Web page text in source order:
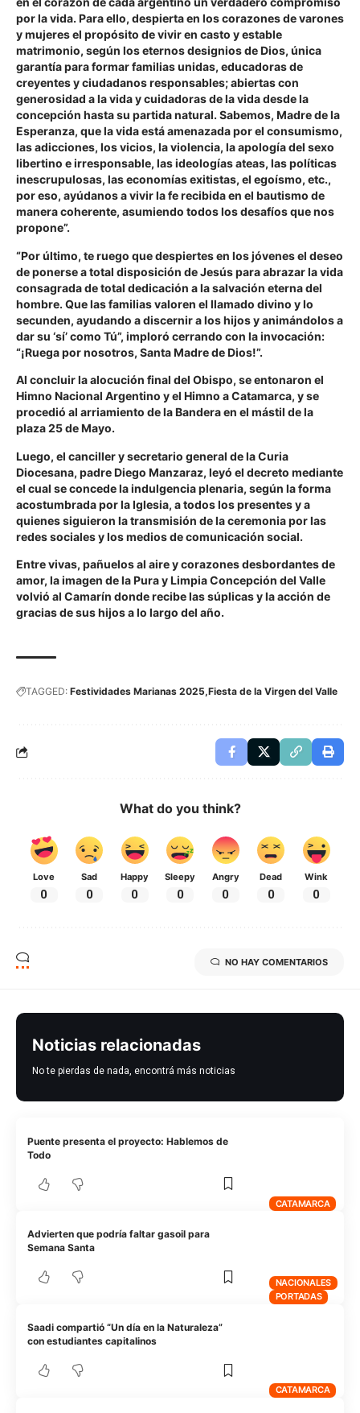
por la vida. Para ello, despierta en los corazones de varones
y mujeres el propósito de vivir en casto y estable
matrimonio, según los eternos designios de Dios, única
garantía para formar familias unidas, educadoras de
creyentes y ciudadanos responsables; abiertas con
generosidad a la vida y cuidadoras de la vida desde la
concepción hasta su partida natural. Sabemos, Madre de la
Esperanza, que la vida está amenazada por el consumismo,
las adicciones, los vicios, la violencia, la apología del sexo
libertino e irresponsable, las ideologías ateas, las políticas
inescrupulosas, las economías exitistas, el egoísmo, etc.,
por eso, ayúdanos a vivir la fe recibida en el bautismo de
manera coherente, asumiendo todos los desafíos que nos
propone”.
“Por último, te ruego que despiertes en los jóvenes el deseo
de ponerse a total disposición de Jesús para abrazar la vida
consagrada de total dedicación a la salvación eterna del
hombre. Que las familias valoren el llamado divino y lo
secunden, ayudando a discernir a los hijos y animándolos a
dar su ‘sí’ como Tú”, imploró cerrando con la invocación:
“¡Ruega por nosotros, Santa Madre de Dios!”.
Al concluir la alocución final del Obispo, se entonaron el
Himno Nacional Argentino y el Himno a Catamarca, y se
procedió al arriamiento de la Bandera en el mástil de la
plaza 25 de Mayo.
Luego, el canciller y secretario general de la Curia
Diocesana, padre Diego Manzaraz, leyó el decreto mediante
el cual se concede la indulgencia plenaria, según la forma
acostumbrada por la Iglesia, a todos los presentes y a
quienes siguieron la transmisión de la ceremonia por las
redes sociales y los medios de comunicación social.
Entre vivas, pañuelos al aire y corazones desbordantes de
amor, la imagen de la Pura y Limpia Concepción del Valle
volvió al Camarín donde recibe las súplicas y la acción de
gracias de sus hijos a lo largo del año.
TAGGED: Festividades Marianas 2025 Fiesta de la Virgen del Valle
What do you think?
Love
0
Sad
0
Happy
0
Sleepy
0
Angry
0
Dead
0
Wink
0
NO HAY COMENTARIOS
Noticias relacionadas
No te pierdas de nada, encontrá más noticias
CATAMARCA
Puente presenta el proyecto: Hablemos de
Todo
NACIONALES
PORTADAS
Advierten que podría faltar gasoil para
Semana Santa
CATAMARCA
Saadi compartió “Un día en la Naturaleza”
con estudiantes capitalinos